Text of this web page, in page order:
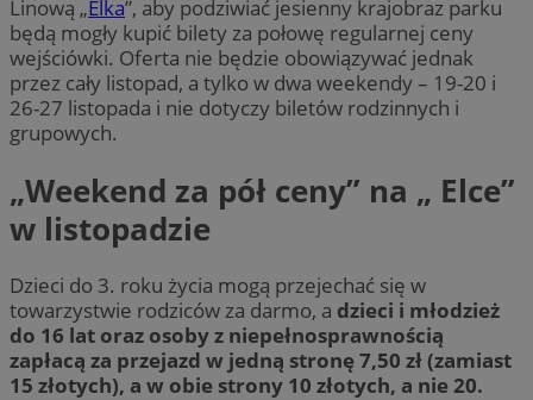
Linową „Elka”, aby podziwiać jesienny krajobraz parku
będą mogły kupić bilety za połowę regularnej ceny
wejściówki. Oferta nie będzie obowiązywać jednak
przez cały listopad, a tylko w dwa weekendy – 19-20 i
26-27 listopada i nie dotyczy biletów rodzinnych i
grupowych.
„Weekend za pół ceny” na „ Elce”
w listopadzie
Dzieci do 3. roku życia mogą przejechać się w
towarzystwie rodziców za darmo, a dzieci i młodzież
do 16 lat oraz osoby z niepełnosprawnością
zapłacą za przejazd w jedną stronę 7,50 zł (zamiast
15 złotych), a w obie strony 10 złotych, a nie 20.